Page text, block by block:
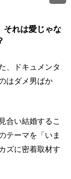
それは愛じゃな
、ドキュメンタ
はダメ男ばか
合い結婚するこ
テーマを「いま
ズに密着取材す